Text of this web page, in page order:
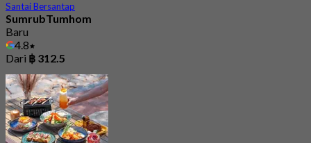
Santai Bersantap
SumrubTumhom
Baru
4.8
Dari ฿ 312.5